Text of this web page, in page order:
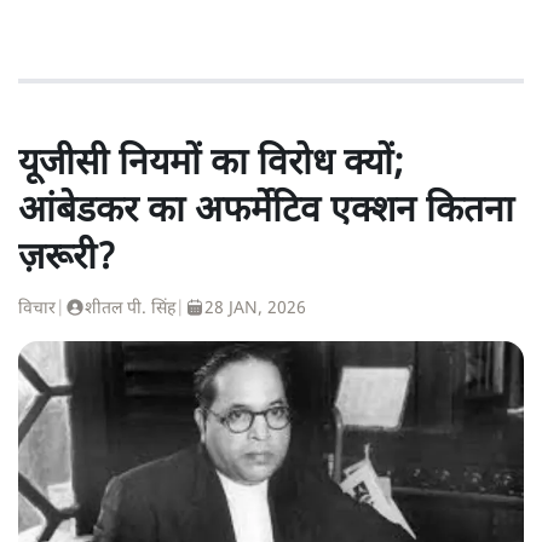
यूजीसी नियमों का विरोध क्यों;
आंबेडकर का अफर्मेटिव एक्शन कितना
ज़रूरी?
विचार शीतल पी. सिंह| 28 JAN, 2026